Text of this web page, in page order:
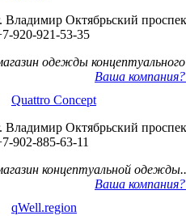
Владимир Октябрьский
920-921-53-35
одежды
Ваша
Quattro Concept
Владимир Октябрьский
902-885-63-11
концептуальной
Ваша
qWell.region